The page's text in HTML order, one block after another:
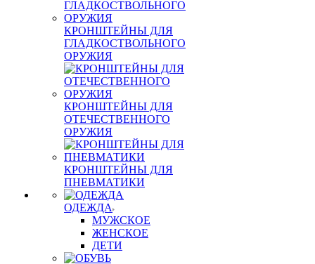
КРОНШТЕЙНЫ ДЛЯ
ГЛАДКОСТВОЛЬНОГО
ОРУЖИЯ
КРОНШТЕЙНЫ ДЛЯ
ОТЕЧЕСТВЕННОГО
ОРУЖИЯ
КРОНШТЕЙНЫ ДЛЯ
ПНЕВМАТИКИ
ОДЕЖДА
МУЖСКОЕ
ЖЕНСКОЕ
ДЕТИ